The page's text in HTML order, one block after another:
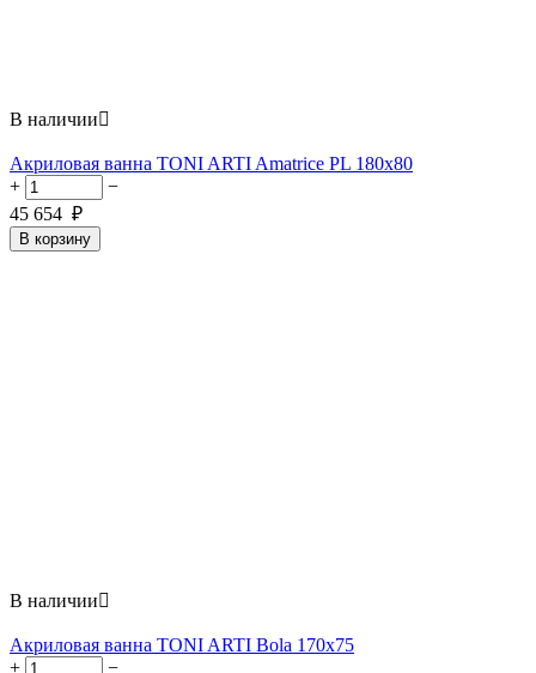
В наличии
Акриловая ванна TONI ARTI Amatrice PL 180x80
+
−
45 654 ₽
В корзину
В наличии
Акриловая ванна TONI ARTI Bola 170x75
+
−